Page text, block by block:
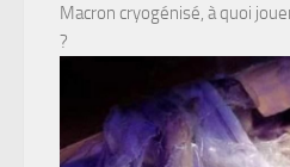
Macron cryogénisé, à quoi
?